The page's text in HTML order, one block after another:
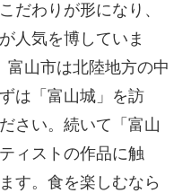
だわりが形になり、
人気を博していま
富山市は北陸地方の中
は「富山城」を訪
さい。続いて「富山
ィストの作品に触
す。食を楽しむなら